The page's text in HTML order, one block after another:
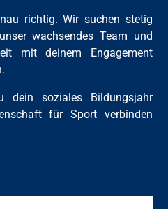
richtig. Wir suchen stetig
wachsendes Team und
mit deinem Engagement
soziales Bildungsjahr
für Sport verbinden